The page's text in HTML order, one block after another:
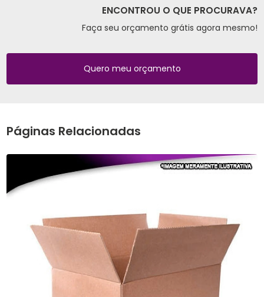
ENCONTROU O QUE PROCURAVA?
Faça seu orçamento grátis agora mesmo!
Quero meu orçamento
Páginas Relacionadas